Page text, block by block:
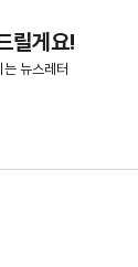
릴게요!
뉴스레터